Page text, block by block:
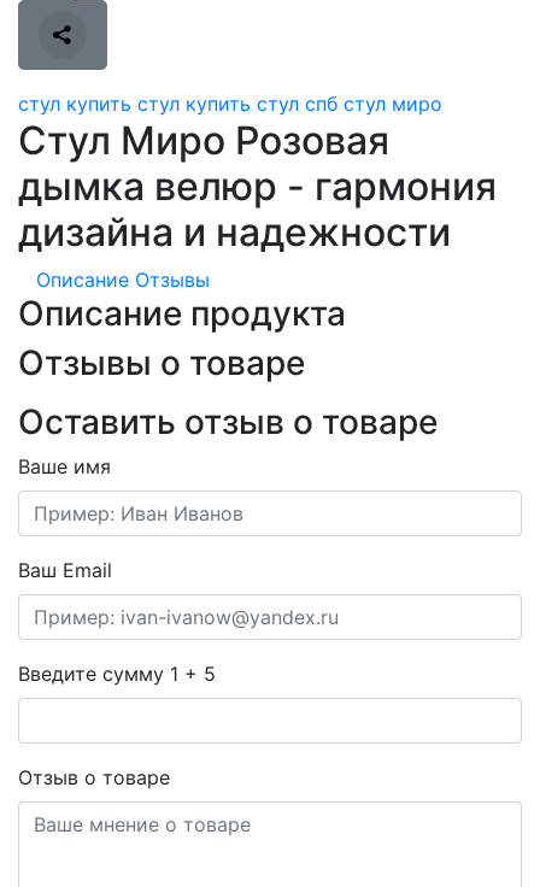
стул купить стул купить стул спб стул миро
Стул Миро Розовая
дымка велюр - гармония
дизайна и надежности
Описание Отзывы
Описание продукта
Отзывы о товаре
Оставить отзыв о товаре
Ваше имя
Ваш Email
Введите сумму 1 + 5
Отзыв о товаре